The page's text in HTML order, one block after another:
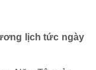
lịch tức ngày